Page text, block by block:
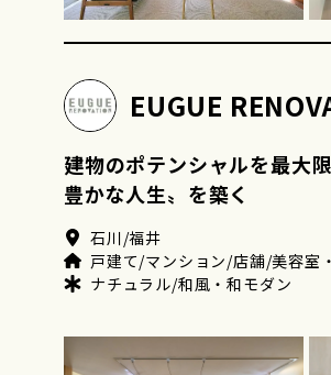
EUGUE
建物のポテンシャルを最大
豊かな人生〟を築く
石川/福井
戸建て/マンション/店舗/美容室
ナチュラル/和風・和モダン